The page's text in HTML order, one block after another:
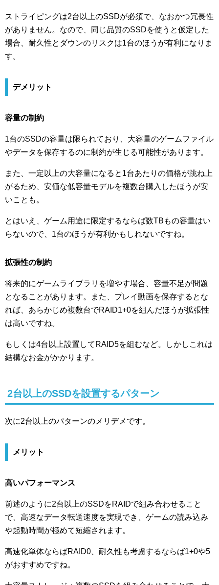
ストライピングは2台以上のSSDが必須で、なおかつ冗長性
がありません。なので、同じ品質のSSDを使うと仮定した
場合、耐久性とダウンのリスクは1台のほうが有利になりま
す。
デメリット
容量の制約
1台のSSDの容量は限られており、大容量のゲームファイル
やデータを保存するのに制約が生じる可能性があります。
また、一定以上の大容量になると1台あたりの価格が跳ね上
がるため、安価な低容量モデルを複数台購入したほうが安
いことも。
とはいえ、ゲーム用途に限定するならば数TBもの容量はい
らないので、1台のほうが有利かもしれないですね。
拡張性の制約
将来的にゲームライブラリを増やす場合、容量不足が問題
となることがあります。また、プレイ動画を保存するとな
れば、あらかじめ複数台でRAID1+0を組んだほうが拡張性
は高いですね。
もしくは4台以上設置してRAID5を組むなど。しかしこれは
結構なお金がかかります。
2台以上のSSDを設置するパターン
次に2台以上のパターンのメリデメです。
メリット
高いパフォーマンス
前述のように2台以上のSSDをRAIDで組み合わせること
で、高速なデータ転送速度を実現でき、ゲームの読み込み
や起動時間が極めて短縮されます。
高速化単体ならばRAID0、耐久性も考慮するならば1+0や5
がおすすめですね。